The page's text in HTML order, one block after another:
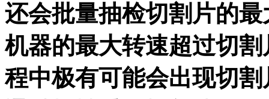
还会批量抽检切割片的
机器的最大转速超过切
程中极有可能会出现切